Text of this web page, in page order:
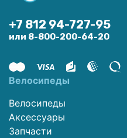
+7 812 94-727-95
или 8-800-200-64-20
Велосипеды
Велосипеды
Аксессуары
Запчасти